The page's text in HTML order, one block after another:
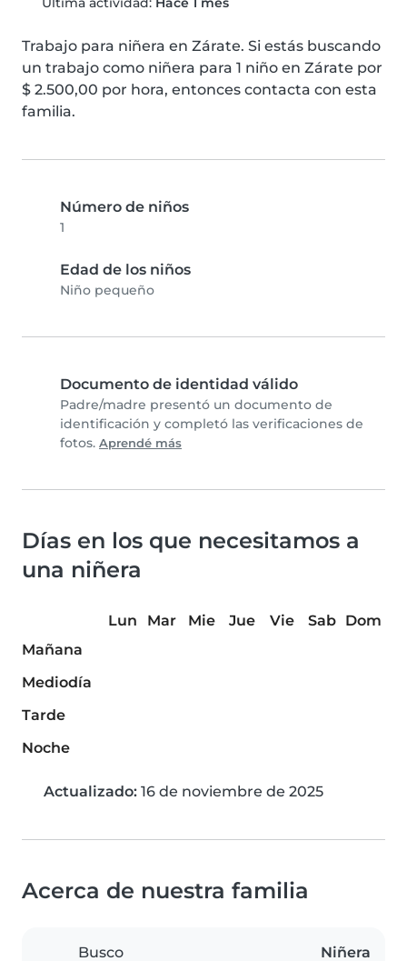
Trabajo para niñera en Zárate. Si estás buscando
un trabajo como niñera para 1 niño en Zárate por
$ 2.500,00 por hora, entonces contacta con esta
familia.
Número de niños
1
Edad de los niños
Niño pequeño
Documento de identidad válido
Padre/madre presentó un documento de
identificación y completó las verificaciones de
fotos. Aprendé más
Días en los que necesitamos a
una niñera
Lun Mar Mie Jue Vie Sab
Dom
Mañana
Mediodía
Tarde
Noche
Actualizado: 16 de noviembre de 2025
Acerca de nuestra familia
Busco Niñera